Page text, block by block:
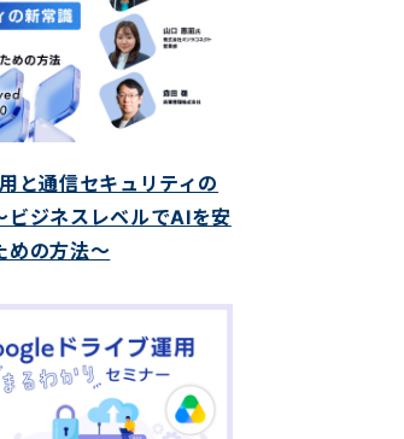
と通信セキュリティの
ビジネスレベルでAIを安
めの方法〜